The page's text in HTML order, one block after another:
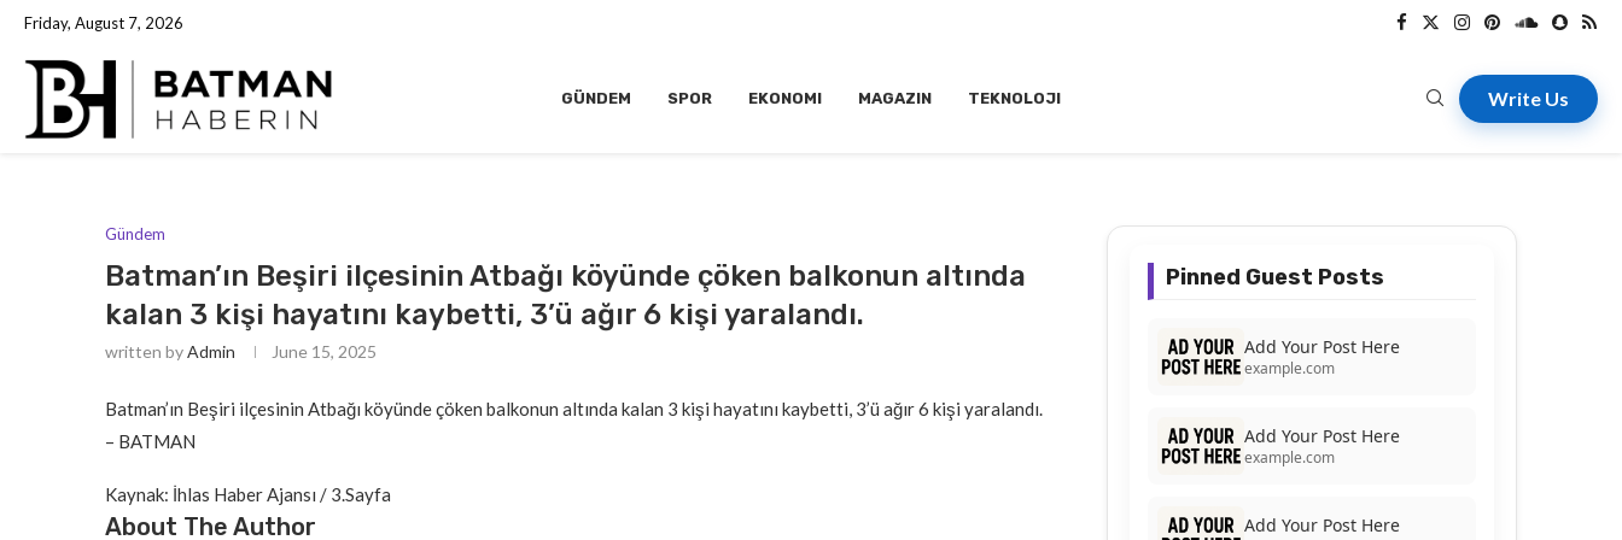
Friday, August 7, 2026
GÜNDEM SPOR EKONOMI MAGAZIN TEKNOLOJI Write Us
Gündem
Batman’ın Beşiri ilçesinin Atbağı köyünde çöken balkonun altında
kalan 3 kişi hayatını kaybetti, 3’ü ağır 6 kişi yaralandı.
written byAdmin June 15, 2025
Batman’ın Beşiri ilçesinin Atbağı köyünde çöken balkonun altında kalan 3 kişi hayatını kaybetti, 3’ü ağır 6 kişi yaralandı.
– BATMAN
Kaynak: İhlas Haber Ajansı / 3.Sayfa
About The Author
Pinned Guest Posts
Add Your Post Here
example.com
Add Your Post Here
example.com
Add Your Post Here